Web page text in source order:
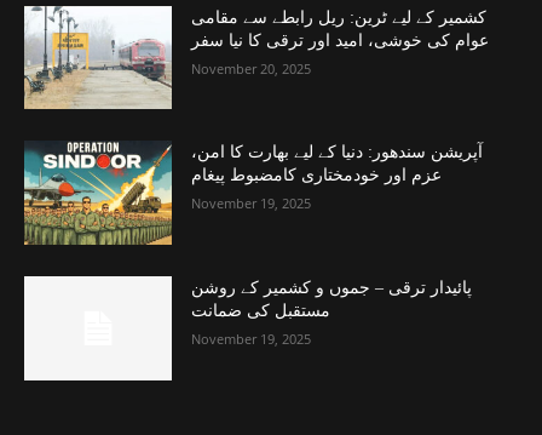
کشمیر کے لیے ٹرین: ریل رابطے سے مقامی
عوام کی خوشی، امید اور ترقی کا نیا سفر
November 20, 2025
آپریشن سندھور: دنیا کے لیے بھارت کا امن،
عزم اور خودمختاری کامضبوط پیغام
November 19, 2025
پائیدار ترقی – جموں و کشمیر کے روشن
مستقبل کی ضمانت
November 19, 2025